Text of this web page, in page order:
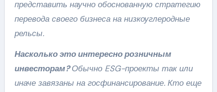
представить научно обоснованную стратегию
перевода своего бизнеса на низкоуглеродные
рельсы.
Насколько это интересно розничным
инвесторам?Обычно ESG-проекты так или
иначе завязаны на госфинансирование. Кто еще